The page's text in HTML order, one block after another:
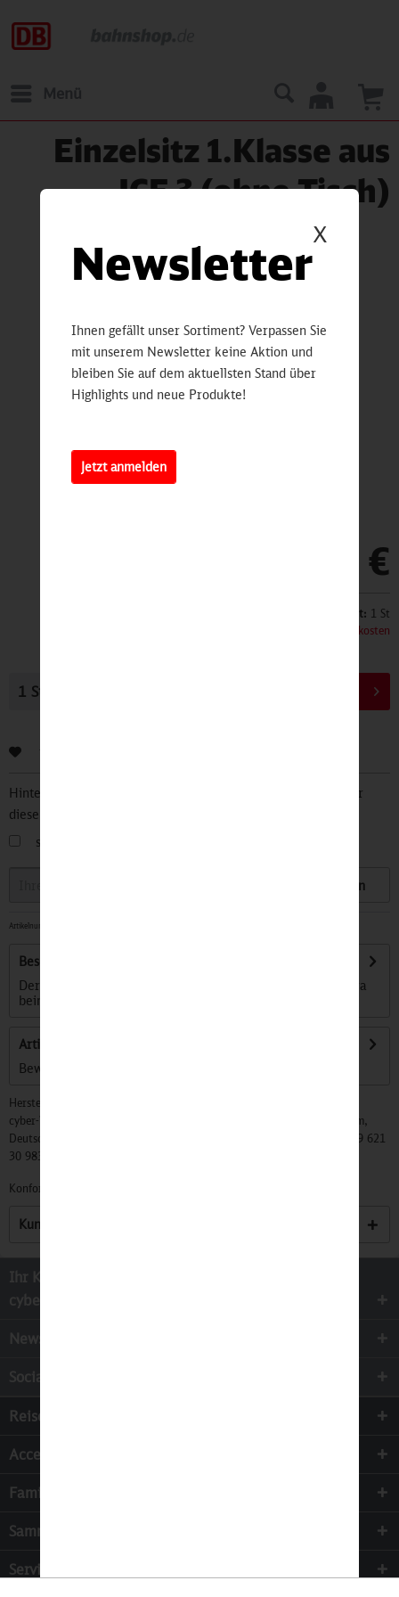
Menü
Einzelsitz 1.Klasse aus
ICE 3 (ohne Tisch)
449,90 €
Inhalt: 1 St
zzgl. Versandkosten
Hinterlegen Sie Ihre Email Adresse und bleiben Sie stets über
diesen Artikel informiert.
sobald der Artikel wieder
Speichern
Artikelnummer:
Beschreibung
Derzeit erneuert die Deutsche Bahn ihre Züge. So wird etwa
beim Redesign des ICE 3 Stück für...
Artikel bewerten
Bewertungen lesen, schreiben und diskutieren...
Hersteller:
cyber-Wear Heidelberg GmbH, Elsa-Brändström-Str. 4, 68229 Mannheim,
Deutschland, Info@mycybergroup.com, https://mycybergroup.com, +49 621
30 983 0
Konformitätserklärungen zu unseren Produkten finden Sie
Kunden haben sich ebenfalls angesehen
Ihr Kontakt zur
cyber-Wear Heidelberg GmbH
Newsletter
Socialmedia
Reisen
Accessoires
Familie & Kinder
Sammeln
Services
X
Newsletter
Ihnen gefällt unser Sortiment? Verpassen Sie
mit unserem Newsletter keine Aktion und
bleiben Sie auf dem aktuellsten Stand über
Highlights und neue Produkte!
Jetzt anmelden